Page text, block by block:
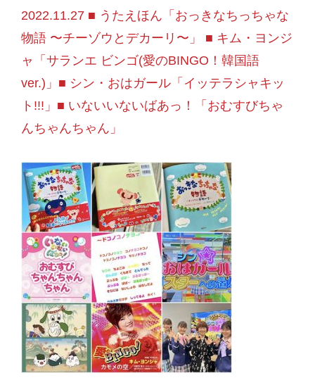
2022.11.27 ■ うたえほん「おっきなちっちゃな
物語 〜チーゾウとデカーリ〜」 ■ キム・ヨンジ
ャ「サランエ ビンゴ(愛のBINGO！韓国語
ver.)」■ シン・おはガール「イッテラシャキッ
ト!!!」■ いないいないばあっ！「おむすびちゃ
んちゃんちゃん」